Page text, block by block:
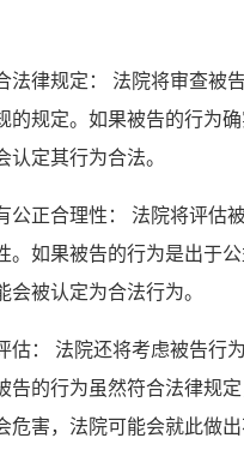
律规定： 法院将审查被
的规定。如果被告的行为
定其行为合法。
正合理性： 法院将评估
。如果被告的行为是出于
被认定为合法行为。
： 法院还将考虑被告行
告的行为虽然符合法律规
危害，法院可能会就此做